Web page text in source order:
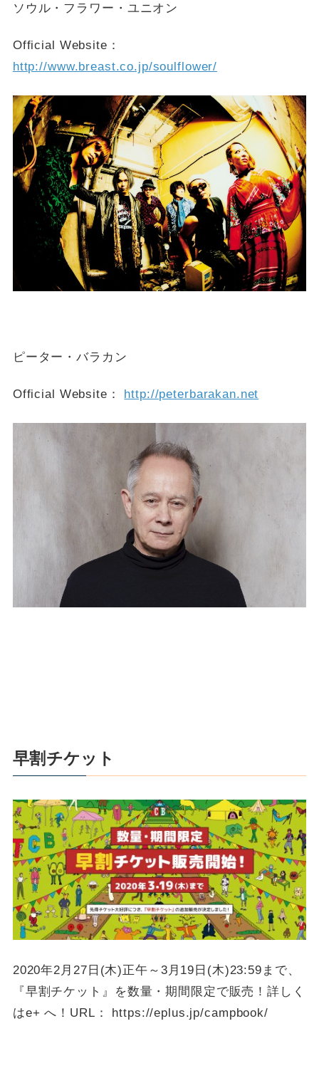
ソウル・フラワー・ユニオン
Official Website：
http://www.breast.co.jp/soulflower/
ピーター・バラカン
Official Website： http://peterbarakan.net
早割チケット
2020年2月27日(木)正午～3月19日(木)23:59まで、
『早割チケット』を数量・期間限定で販売！詳しく
はe+ へ！URL： https://eplus.jp/campbook/